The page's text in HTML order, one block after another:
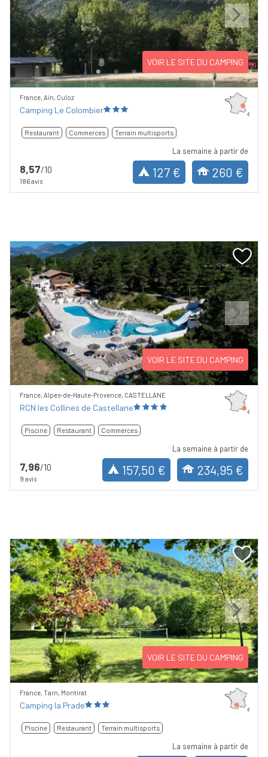
Previous Next
VOIR LE SITE DU CAMPING
France, Ain, Culoz
Camping Le Colombier
Restaurant Commerces Terrain multisports
8,57/10
186 avis
La semaine à partir de
127 € 260 €
Previous Next
VOIR LE SITE DU CAMPING
France, Alpes-de-Haute-Provence, CASTELLANE
RCN les Collines de Castellane
Piscine Restaurant Commerces
7,96/10
9 avis
La semaine à partir de
157,50 € 234,95 €
Previous Next
VOIR LE SITE DU CAMPING
France, Tarn, Montirat
Camping la Prade
Piscine Restaurant Terrain multisports
La semaine à partir de